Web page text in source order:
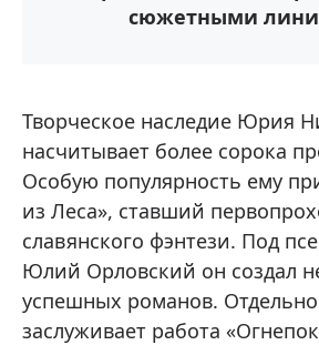
сюжетными
Творческое наследие Юрия
насчитывает более сорока
Особую популярность ему
из Леса», ставший
славянского фэнтези. Под
Юлий Орловский он создал
успешных романов.
заслуживает работа